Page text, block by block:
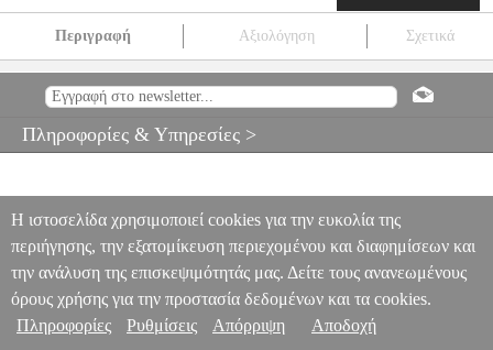
Περιγραφή Αξιολόγηση Σχετικά
LITTLE TIKES LITTLE TIKES
LITTLE TIKES
99.99
Πληροφορίες & Υπηρεσίες >
Η ιστοσελίδα χρησιμοποιεί cookies για την ευκολία της
περιήγησης, την εξατομίκευση περιεχομένου και διαφημίσεων και
την ανάλυση της επισκεψιμότητάς μας. Δείτε τους ανανεωμένους
όρους χρήσης για την προστασία δεδομένων και τα cookies.
Πληροφορίες
Ρυθμίσεις Απόρριψη Αποδοχή